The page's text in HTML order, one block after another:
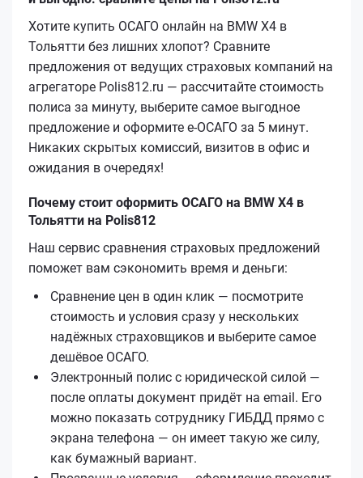
Хотите купить ОСАГО онлайн на BMW X4 в
Тольятти без лишних хлопот? Сравните
предложения от ведущих страховых компаний на
агрегаторе Polis812.ru — рассчитайте стоимость
полиса за минуту, выберите самое выгодное
предложение и оформите е‑ОСАГО за 5 минут.
Никаких скрытых комиссий, визитов в офис и
ожидания в очередях!
Почему стоит оформить ОСАГО на BMW X4 в
Тольятти на Polis812
Наш сервис сравнения страховых предложений
поможет вам сэкономить время и деньги:
Сравнение цен в один клик — посмотрите
стоимость и условия сразу у нескольких
надёжных страховщиков и выберите самое
дешёвое ОСАГО.
Электронный полис с юридической силой —
после оплаты документ придёт на email. Его
можно показать сотруднику ГИБДД прямо с
экрана телефона — он имеет такую же силу,
как бумажный вариант.